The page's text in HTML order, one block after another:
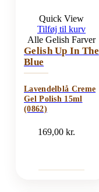
Quick View
Tilføj til kurv
Alle Gelish Farver
Gelish Up In The
Blue
Lavendelblå Creme
Gel Polish 15ml
(0862)
169,00kr.